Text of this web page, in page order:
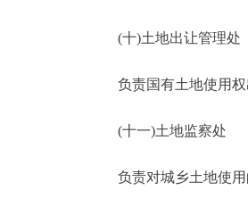
(十)土地出让管理处
负责国有土地使用
(十一)土地监察处
负责对城乡土地使用